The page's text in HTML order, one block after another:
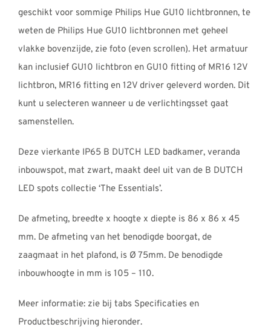
geschikt voor sommige Philips Hue GU10 lichtbronnen, te
weten de Philips Hue GU10 lichtbronnen met geheel
vlakke bovenzijde, zie foto (even scrollen). Het armatuur
kan inclusief GU10 lichtbron en GU10 fitting of MR16 12V
lichtbron, MR16 fitting en 12V driver geleverd worden. Dit
kunt u selecteren wanneer u de verlichtingsset gaat
samenstellen.
Deze vierkante IP65 B DUTCH LED badkamer, veranda
inbouwspot, mat zwart, maakt deel uit van de B DUTCH
LED spots collectie ‘The Essentials’.
De afmeting, breedte x hoogte x diepte is 86 x 86 x 45
mm. De afmeting van het benodigde boorgat, de
zaagmaat in het plafond, is Ø 75mm. De benodigde
inbouwhoogte in mm is 105 – 110.
Meer informatie: zie bij tabs Specificaties en
Productbeschrijving hieronder.